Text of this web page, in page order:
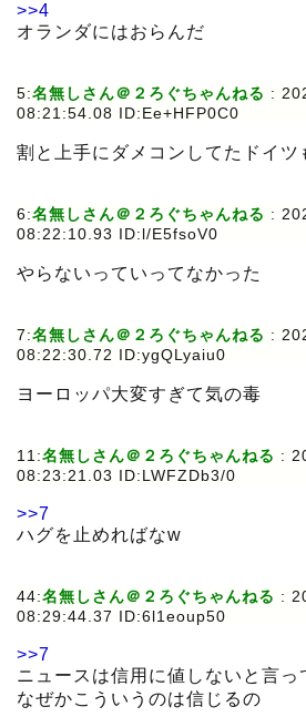
>>4
オランダにはおらんだ
5:名無しさん＠２ろぐちゃんねる :
08:21:54.08 ID:Ee+HFP0C0
割と上手にダメコンしてたドイツ
6:名無しさん＠２ろぐちゃんねる :
08:22:10.93 ID:l/E5fsoV0
やらないっていってなかった
7:名無しさん＠２ろぐちゃんねる :
08:22:30.72 ID:ygQLyaiu0
ヨーロッパ大変すぎて気の毒
11:名無しさん＠２ろぐちゃんねる :
08:23:21.03 ID:LWFZDb3/0
>>7
ハグを止めればなw
44:名無しさん＠２ろぐちゃんねる :
08:29:44.37 ID:6l1eoup50
>>7
ニュースは信用に値しないと言っ
なぜかこういうのは信じるの